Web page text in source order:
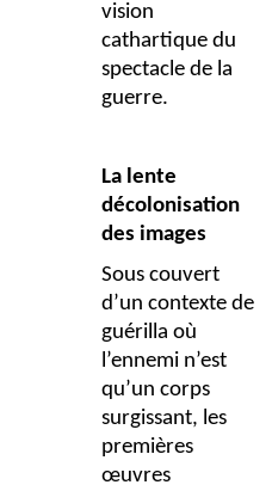
vision
cathartique du
spectacle de la
guerre.
La lente
décolonisation
des images
Sous couvert
d’un contexte de
guérilla où
l’ennemi n’est
qu’un corps
surgissant, les
premières
œuvres